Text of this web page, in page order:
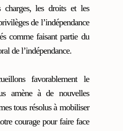
charges, les droits et les
de l’indépendance
comme faisant partie du
de l’indépendance.
favorablement le
amène à de nouvelles
tous résolus à mobiliser
courage pour faire face